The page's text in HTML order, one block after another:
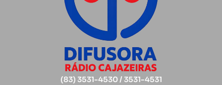
(83) 3531-4530 / 3531-4531